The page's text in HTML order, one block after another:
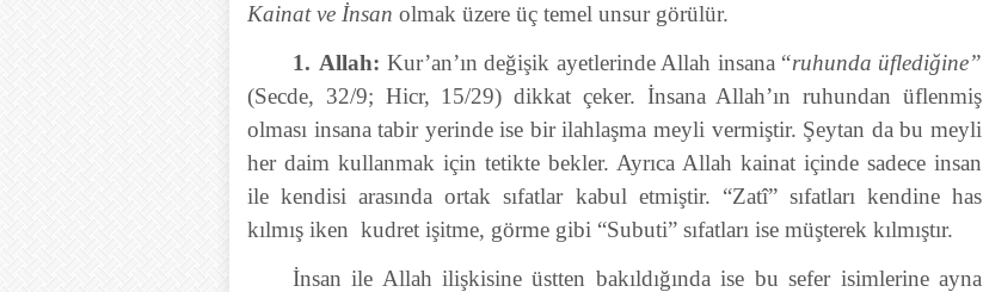
Kainat ve İnsan olmak üzere üç temel unsur görülür.
1. Allah: Kur’an’ın değişik ayetlerinde Allah insana “ruhunda üflediğine”
(Secde, 32/9; Hicr, 15/29) dikkat çeker. İnsana Allah’ın ruhundan üflenmiş
olması insana tabir yerinde ise bir ilahlaşma meyli vermiştir. Şeytan da bu meyli
her daim kullanmak için tetikte bekler. Ayrıca Allah kainat içinde sadece insan
ile kendisi arasında ortak sıfatlar kabul etmiştir. “Zatî” sıfatları kendine has
kılmış iken kudret işitme, görme gibi “Subuti” sıfatları ise müşterek kılmıştır.
İnsan ile Allah ilişkisine üstten bakıldığında ise bu sefer isimlerine ayna